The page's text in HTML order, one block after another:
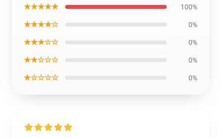
★★★★★ 100%
★★★★☆ 0%
★★★☆☆ 0%
★★☆☆☆ 0%
★☆☆☆☆ 0%